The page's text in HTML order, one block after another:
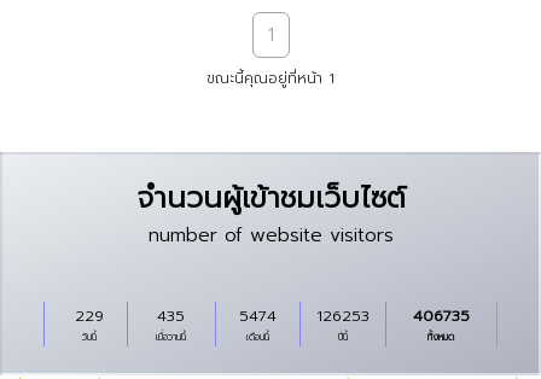
1
ขณะนี้คุณอยู่ที่หน้า 1
จำนวนผู้เข้าชมเว็บไซต์
number of website visitors
วันนี้
229
เมื่อวานนี้
435
เดือนนี้
5474
ปีนี้
126253
ทั้งหมด
406735